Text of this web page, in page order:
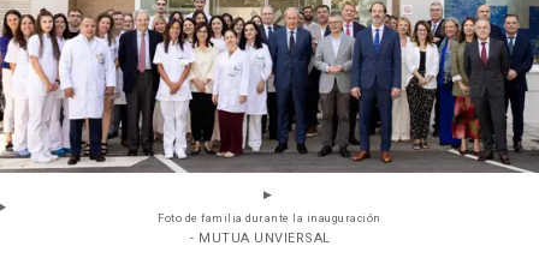
Foto de familia durante la inauguración
- MUTUA UNVIERSAL